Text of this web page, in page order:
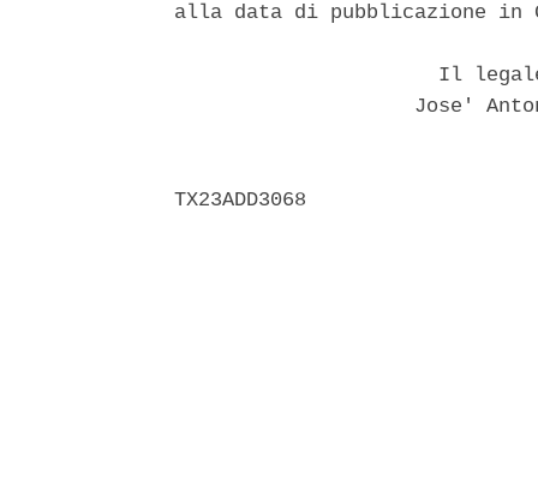
alla data di pubblicazione in
Il
Jose'